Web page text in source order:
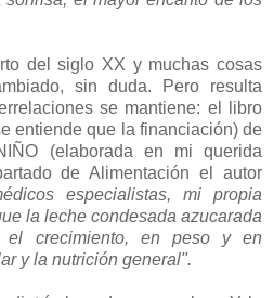
del siglo XX y muchas cosas
sin duda. Pero resulta
se mantiene: el libro
entiende que la financiación) de
(elaborada en mi querida
de Alimentación el autor
especialistas, mi propia
la leche condesada azucarada
el crecimiento, en peso y en
y la nutrición general".